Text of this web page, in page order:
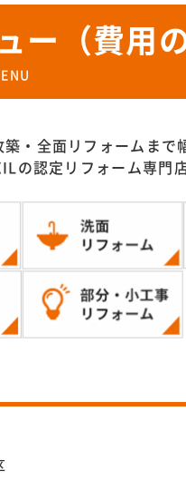
ー（費用
・全面リフォームまで
の認定リフォーム専門